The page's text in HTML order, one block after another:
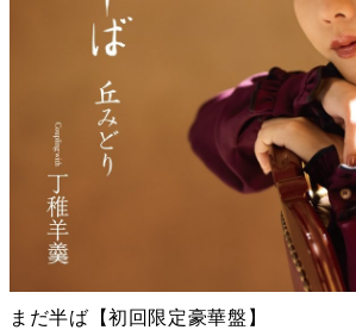
まだ半ば【初回限定豪華盤】